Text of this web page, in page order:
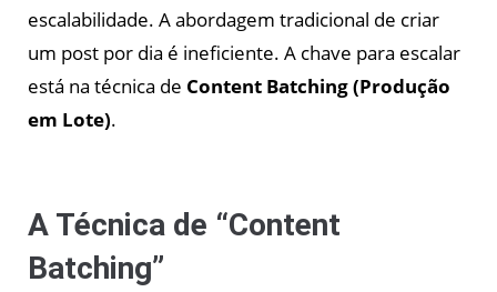
escalabilidade. A abordagem tradicional de criar
um post por dia é ineficiente. A chave para escalar
está na técnica de Content Batching (Produção
em Lote).
A Técnica de “Content
Batching”